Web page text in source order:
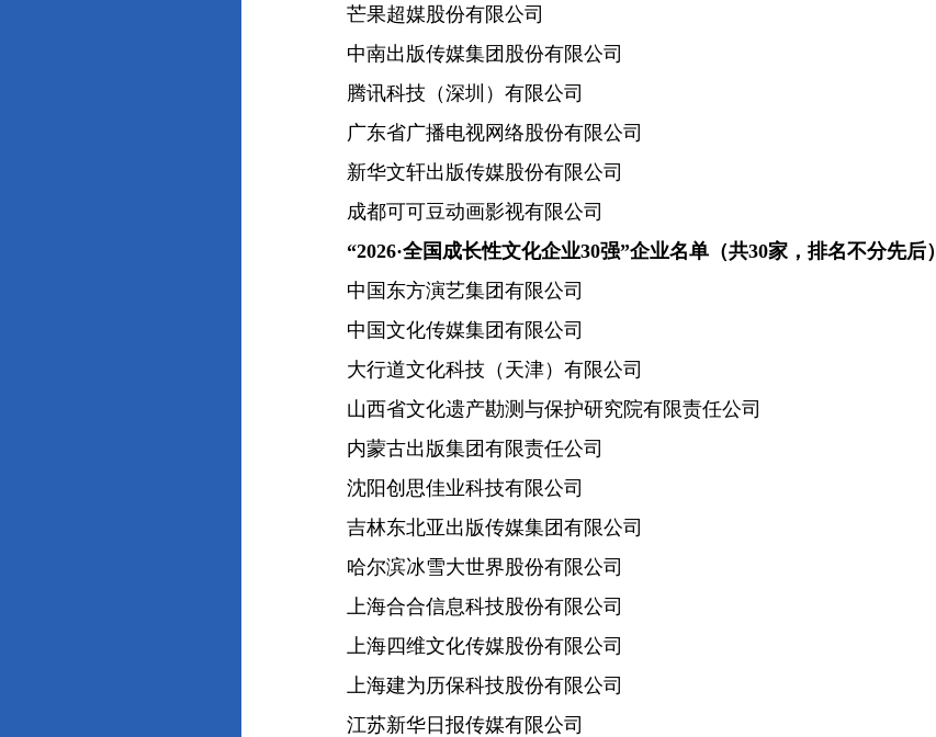
芒果超媒股份有限公司
中南出版传媒集团股份有限公司
腾讯科技（深圳）有限公司
广东省广播电视网络股份有限公司
新华文轩出版传媒股份有限公司
成都可可豆动画影视有限公司
“2026·全国成长性文化企业30强”企业名单（共30家，排名不分先后）
中国东方演艺集团有限公司
中国文化传媒集团有限公司
大行道文化科技（天津）有限公司
山西省文化遗产勘测与保护研究院有限责任公司
内蒙古出版集团有限责任公司
沈阳创思佳业科技有限公司
吉林东北亚出版传媒集团有限公司
哈尔滨冰雪大世界股份有限公司
上海合合信息科技股份有限公司
上海四维文化传媒股份有限公司
上海建为历保科技股份有限公司
江苏新华日报传媒有限公司